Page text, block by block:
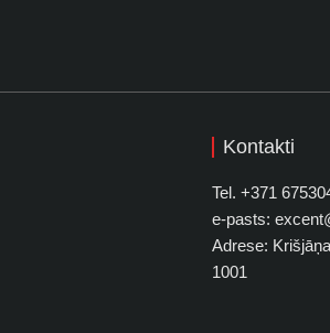
Kontakti
Tel. +371
e-pasts:
Adrese:
1001